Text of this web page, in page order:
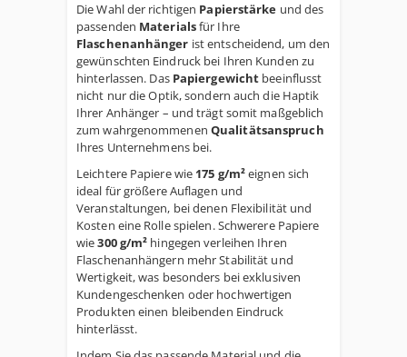
Die Wahl der richtigen Papierstärke und des
passenden Materialsfür Ihre
Flaschenanhänger ist entscheidend, um den
gewünschten Eindruck bei Ihren Kunden zu
hinterlassen. Das Papiergewicht beeinflusst
nicht nur die Optik, sondern auch die Haptik
Ihrer Anhänger – und trägt somit maßgeblich
zum wahrgenommenen Qualitätsanspruch
Ihres Unternehmens bei.
Leichtere Papiere wie 175 g/m²eignen sich
ideal für größere Auflagen und
Veranstaltungen, bei denen Flexibilität und
Kosten eine Rolle spielen. Schwerere Papiere
wie300 g/m² hingegen verleihen Ihren
Flaschenanhängern mehr Stabilität und
Wertigkeit, was besonders bei exklusiven
Kundengeschenken oder hochwertigen
Produkten einen bleibenden Eindruck
hinterlässt.